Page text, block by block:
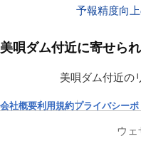
予報精度向
美唄ダム付近に寄せら
美唄ダム付近の
会社概要利用規約プライバシー
ウェ